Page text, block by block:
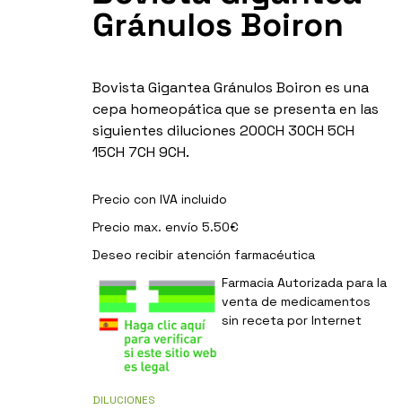
Gránulos Boiron
Bovista Gigantea Gránulos Boiron es una
cepa homeopática que se presenta en las
siguientes diluciones 200CH 30CH 5CH
15CH 7CH 9CH.
Precio con IVA incluido
Precio max. envío 5.50€
Deseo recibir atención farmacéutica
Farmacia Autorizada para la
venta de medicamentos
sin receta por Internet
DILUCIONES